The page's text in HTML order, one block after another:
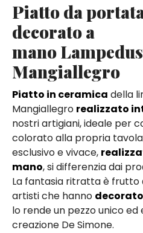
Piatto da
decorato a
mano
Mangiallegro
Piatto in ceramica della
Mangiallegro realizzato
nostri artigiani, ideale per
colorato alla propria
esclusivo e vivace,
mano, si differenzia dai
La fantasia ritratta è frutto
artisti che hanno
lo rende un pezzo unico
creazione De Simone.